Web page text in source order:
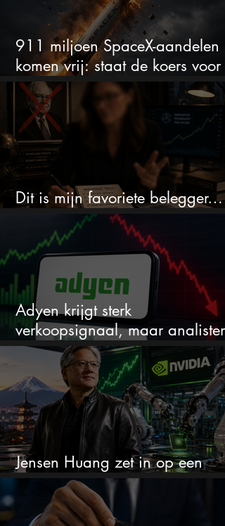
911 miljoen SpaceX-aandelen
komen vrij: staat de koers voor
een nieuwe crash?
Dit is mijn favoriete belegger…
en het is niet Warren Buffett
Adyen krijgt sterk
verkoopsignaal, maar analisten
zien juist een koopkans
Jensen Huang zet in op een
aandeel dat bijna niemand kent